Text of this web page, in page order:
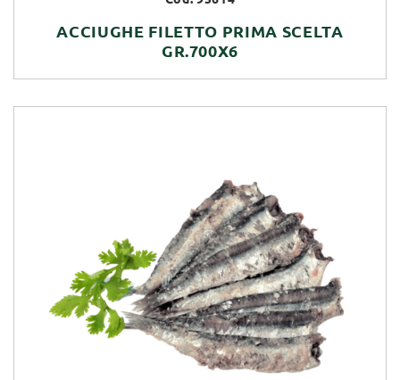
ACCIUGHE FILETTO PRIMA SCELTA
GR.700X6